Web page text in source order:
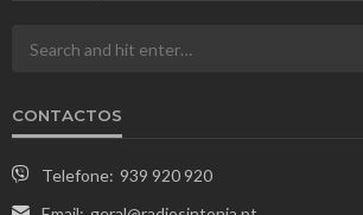
CONTACTOS
Telefone: 939 920 920